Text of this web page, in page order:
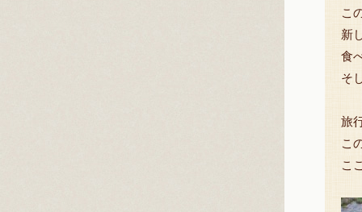
こ
新
食
そ
旅
こ
こ